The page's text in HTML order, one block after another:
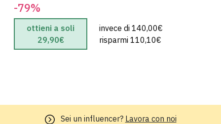
“”
-79%
ottieni a soli
29,90€
invece di 140,00€
risparmi 110,10€
Sei un influencer? Lavora con noi